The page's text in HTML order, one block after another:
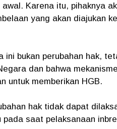
Karena itu, pihaknya
yang akan diajukan
ini bukan perubahan hak,
dan bahwa
untuk memberikan HGB.
hak tidak dapat
saat pelaksanaan